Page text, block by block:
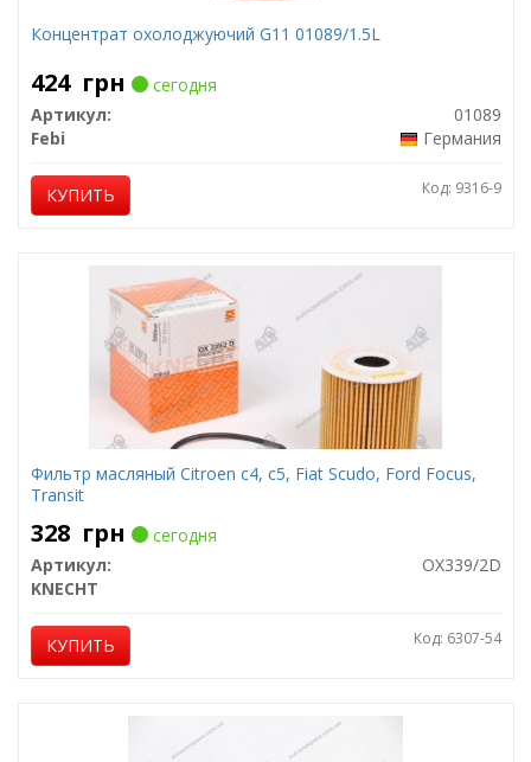
Концентрат охолоджуючий G11 01089/1.5L
424 грн
сегодня
Артикул:
01089
Febi
Германия
КУПИТЬ Код: 9316-9
Фильтр масляный Citroen c4, c5, Fiat Scudo, Ford Focus,
Transit
328 грн
сегодня
Артикул:
OX339/2D
KNECHT
КУПИТЬ Код: 6307-54